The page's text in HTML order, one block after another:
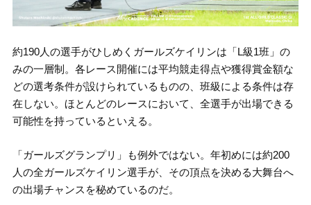
約190人の選手がひしめくガールズケイリンは「L級1班」の
みの一層制。各レース開催には平均競走得点や獲得賞金額な
どの選考条件が設けられているものの、班級による条件は存
在しない。ほとんどのレースにおいて、全選手が出場できる
可能性を持っているといえる。
「ガールズグランプリ」も例外ではない。年初めには約200
人の全ガールズケイリン選手が、その頂点を決める大舞台へ
の出場チャンスを秘めているのだ。